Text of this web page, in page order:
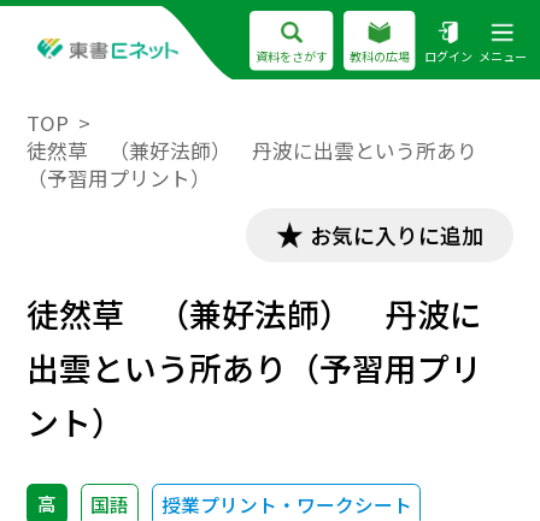
資料をさがす 教科の広場 ログイン メニュー
TOP
徒然草 （兼好法師） 丹波に出雲という所あり
（予習用プリント）
お気に入りに追加
徒然草 （兼好法師） 丹波に
出雲という所あり（予習用プリ
ント）
高 国語 授業プリント・ワークシート